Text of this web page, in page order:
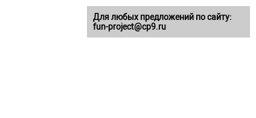
Для любых предложений по сайту:
fun-project@cp9.ru